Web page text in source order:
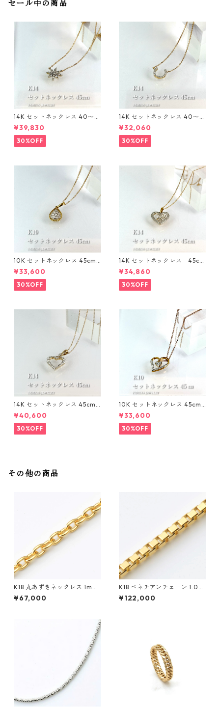
セール中の商品
14K セットネックレス 40〜4
5cm 1mm
¥39,830
30%OFF
14K セットネックレス 40〜4
5cm 1mm
¥32,060
30%OFF
10K セットネックレス 45cm 1
mm
¥33,600
30%OFF
14K セットネックレス 45cm
1㎜
¥34,860
30%OFF
14K セットネックレス 45cm 1
mm
¥40,600
30%OFF
10K セットネックレス 45cm 1
mm
¥33,600
30%OFF
その他の商品
K18 丸あずきネックレス 1mm
スライド付き
¥67,000
K18 ベネチアンチェーン 1.0m
m
¥122,000